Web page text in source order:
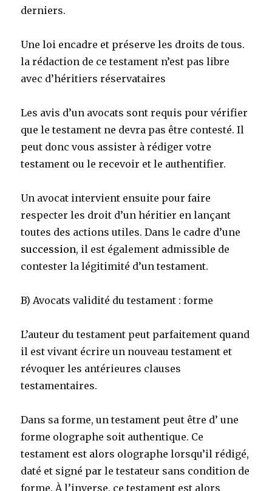
derniers.
Une loi encadre et préserve les droits de tous.
la rédaction de ce testament n’est pas libre
avec d’héritiers réservataires
Les avis d’un avocats sont requis pour vérifier
que le testament ne devra pas être contesté. Il
peut donc vous assister à rédiger votre
testament ou le recevoir et le authentifier.
Un avocat intervient ensuite pour faire
respecter les droit d’un héritier en lançant
toutes des actions utiles. Dans le cadre d’une
succession, il est également admissible de
contester la légitimité d’un testament.
B) Avocats validité du testament : forme
L’auteur du testament peut parfaitement quand
il est vivant écrire un nouveau testament et
révoquer les antérieures clauses
testamentaires.
Dans sa forme, un testament peut être d’ une
forme olographe soit authentique. Ce
testament est alors olographe lorsqu’il rédigé,
daté et signé par le testateur sans condition de
forme. À l’inverse, ce testament est alors